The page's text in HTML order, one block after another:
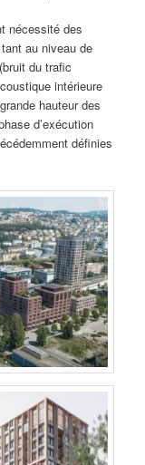
nécessité des
au niveau de
du trafic
intérieure
hauteur des
d’exécution
définies